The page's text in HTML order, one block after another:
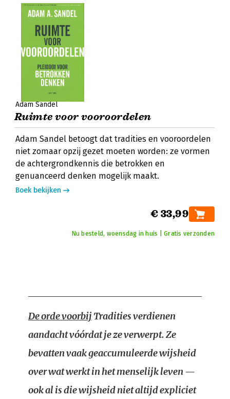
Adam Sandel
Ruimte voor vooroordelen
Adam Sandel betoogt dat tradities en vooroordelen
niet zomaar opzij gezet moeten worden: ze vormen
de achtergrondkennis die betrokken en
genuanceerd denken mogelijk maakt.
Boek bekijken
€ 33,99
Nu besteld, woensdag in huis | Gratis verzonden
De orde voorbij Tradities verdienen
aandacht vóórdat je ze verwerpt. Ze
bevatten vaak geaccumuleerde wijsheid
over wat werkt in het menselijk leven —
ook al is die wijsheid niet altijd expliciet